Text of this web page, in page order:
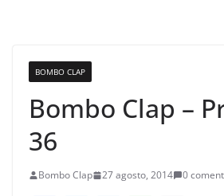
BOMBO CLAP
Bombo Clap –
36
Bombo Clap 27 agosto, 2014 0